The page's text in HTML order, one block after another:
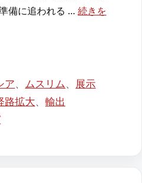
備に追われる … 続きを
ア、 ムスリム、 展示
路拡大、 輸出